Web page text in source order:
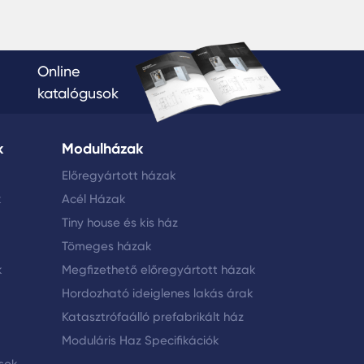
Online
katalógusok
Modulházak
Előregyártott házak
Acél Házak
Tiny house és kis ház
Tömeges házak
Megfizethető előregyártott házak
Hordozható ideiglenes lakás árak
Katasztrófaálló prefabrikált ház
Moduláris Haz Specifikációk